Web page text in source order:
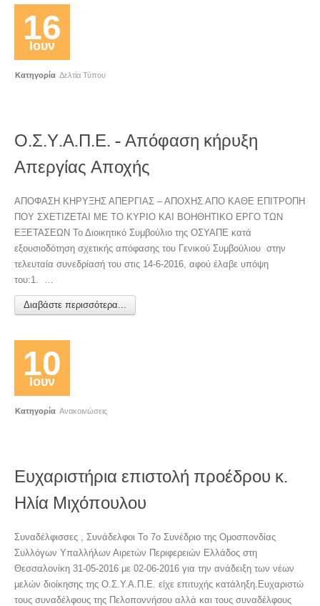
16
Ιουν
Κατηγορία Δελτία Τύπου
Ο.Σ.Υ.Α.Π.Ε. - Απόφαση κήρυξη
Απεργίας Αποχής
ΑΠΟΦΑΣΗ ΚΗΡΥΞΗΣ ΑΠΕΡΓΙΑΣ – ΑΠΟΧΗΣ ΑΠΟ ΚΑΘΕ ΕΠΙΤΡΟΠΗ
ΠΟΥ ΣΧΕΤΙΖΕΤΑΙ ΜΕ ΤΟ ΚΥΡΙΟ ΚΑΙ ΒΟΗΘΗΤΙΚΟ ΕΡΓΟ ΤΩΝ
ΕΞΕΤΑΣΕΩΝ Το Διοικητικό Συμβούλιο της ΟΣΥΑΠΕ κατά
εξουσιοδότηση σχετικής απόφασης του Γενικού Συμβούλιου στην
τελευταία συνεδρίασή του στις 14-6-2016, αφού έλαβε υπόψη
του:1. …
Διαβάστε περισσότερα...
10
Ιουν
Κατηγορία Ανακοινώσεις
Ευχαριστήρια επιστολή προέδρου κ.
Ηλία Μιχόπουλου
Συναδέλφισσες , Συνάδελφοι Το 7ο Συνέδριο της Ομοσπονδίας
Συλλόγων Υπαλλήλων Αιρετών Περιφερειών Ελλάδος στη
Θεσσαλονίκη 31-05-2016 με 02-06-2016 για την ανάδειξη των νέων
μελών διοίκησης της Ο.Σ.Υ.Α.Π.Ε. είχε επιτυχής κατάληξη.Ευχαριστώ
τους συναδέλφους της Πελοποννήσου αλλά και τους συναδέλφους